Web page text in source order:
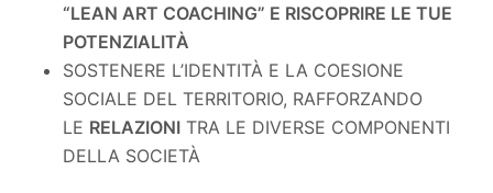
“LEAN ART COACHING” E RISCOPRIRE LE TUE
POTENZIALITÀ
SOSTENERE L’IDENTITÀ E LA COESIONE
SOCIALE DEL TERRITORIO, RAFFORZANDO
LE RELAZIONI TRA LE DIVERSE COMPONENTI
DELLA SOCIETÀ